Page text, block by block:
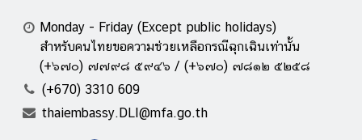
ร์
-
เ
ล
ส
Monday - Friday (Except public holidays)
สำหรับคนไทยขอความช่วยเหลือกรณีฉุกเฉินเท่านั้น
(+๖๗๐) ๗๗๙๘ ๕๙๔๖ / (+๖๗๐) ๗๘๑๒ ๕๒๕๘
(+670) 3310 609
thaiembassy.DLI@mfa.go.th